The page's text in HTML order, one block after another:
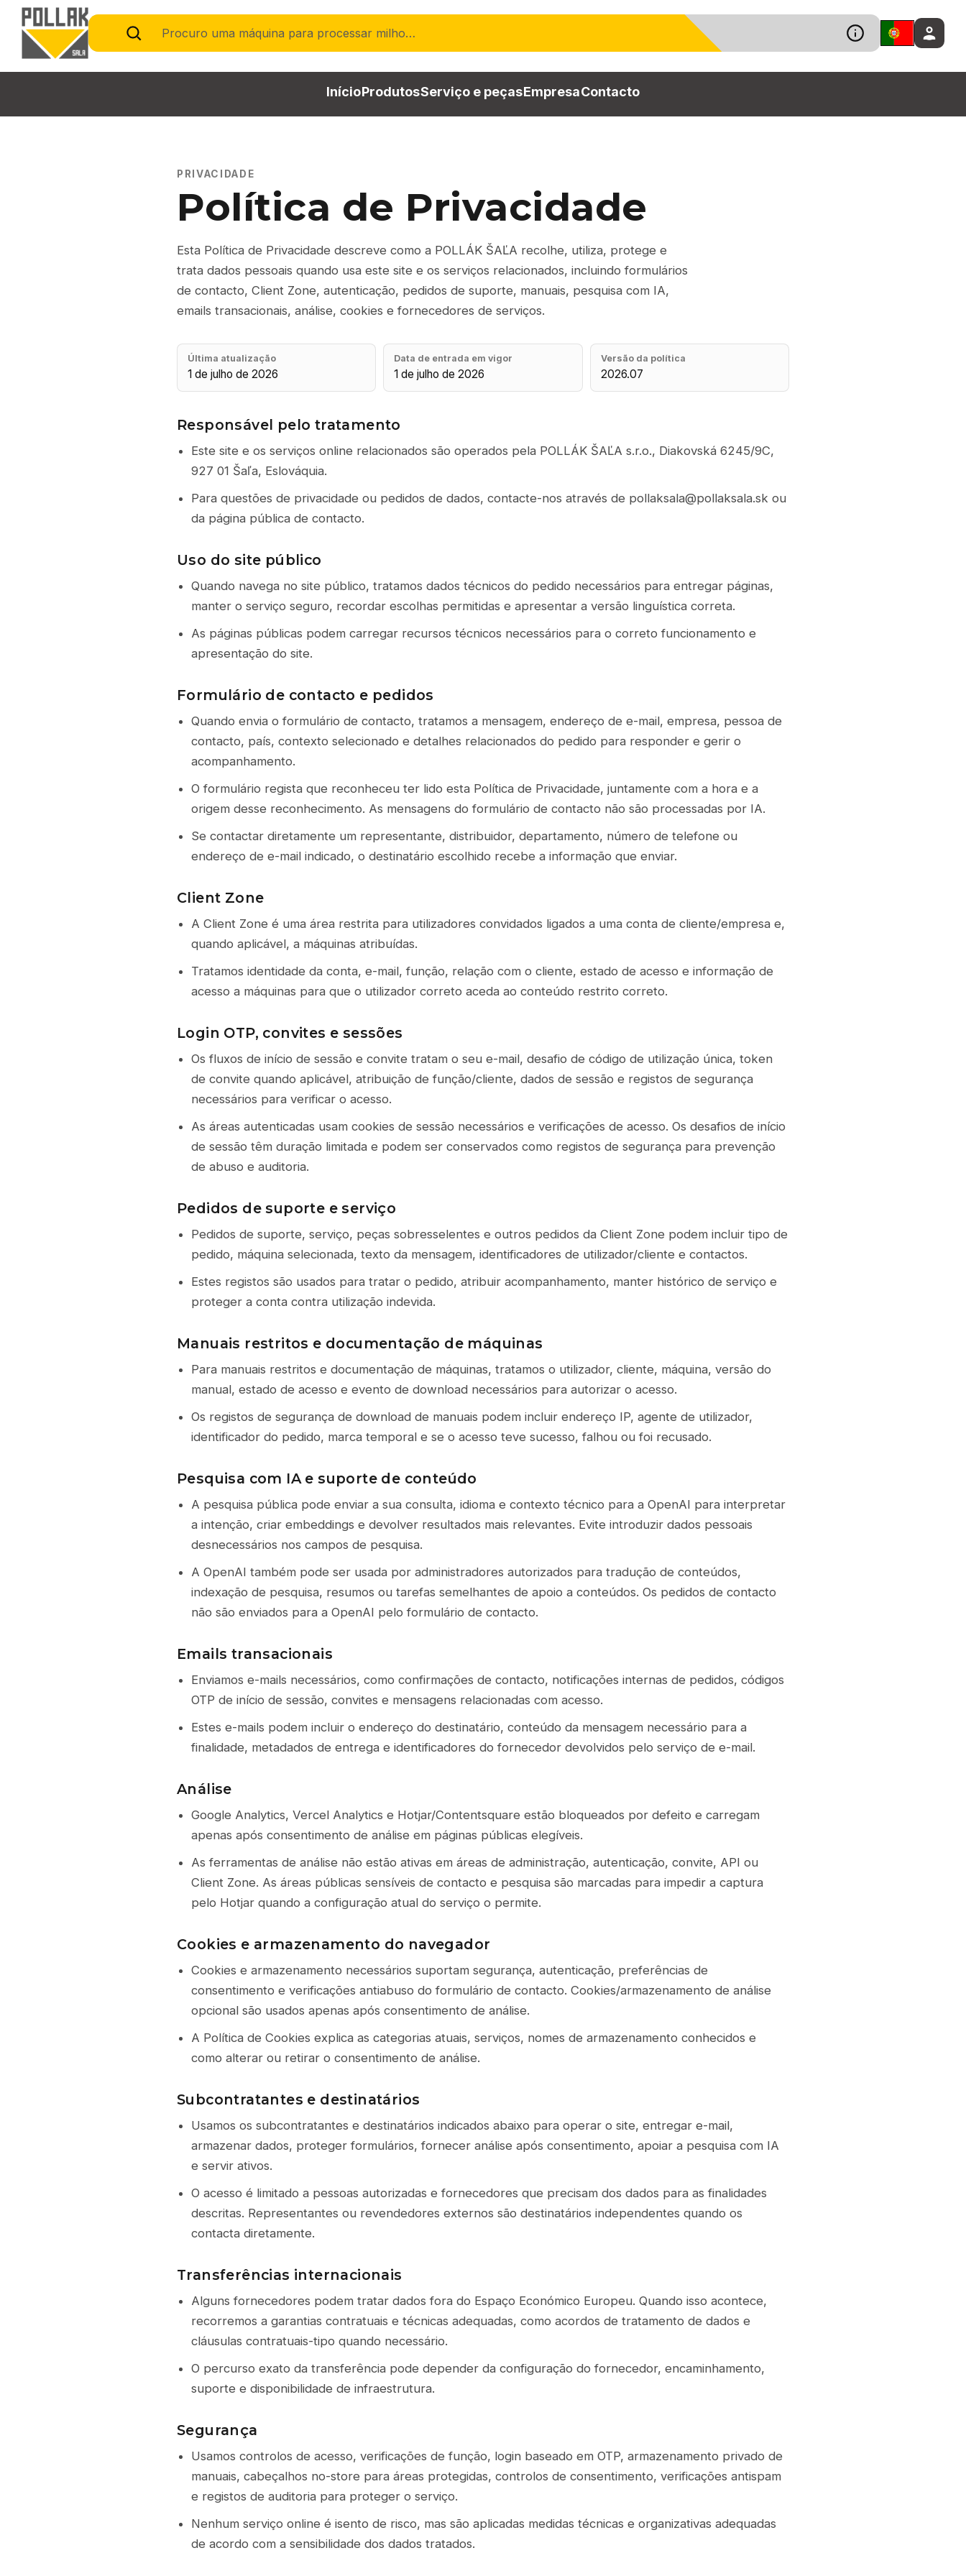
Procuro uma máquina para processar milho…
InícioProdutosServiço e peçasEmpresaContacto
PRIVACIDADE
Política de Privacidade
Esta Política de Privacidade descreve como a POLLÁK ŠAĽA recolhe, utiliza, protege e
trata dados pessoais quando usa este site e os serviços relacionados, incluindo formulários
de contacto, Client Zone, autenticação, pedidos de suporte, manuais, pesquisa com IA,
emails transacionais, análise, cookies e fornecedores de serviços.
Última atualização
1 de julho de 2026
Data de entrada em vigor
1 de julho de 2026
Versão da política
2026.07
Responsável pelo tratamento
Este site e os serviços online relacionados são operados pela POLLÁK ŠAĽA s.r.o., Diakovská 6245/9C,
927 01 Šaľa, Eslováquia.
Para questões de privacidade ou pedidos de dados, contacte-nos através de pollaksala@pollaksala.sk ou
da página pública de contacto.
Uso do site público
Quando navega no site público, tratamos dados técnicos do pedido necessários para entregar páginas,
manter o serviço seguro, recordar escolhas permitidas e apresentar a versão linguística correta.
As páginas públicas podem carregar recursos técnicos necessários para o correto funcionamento e
apresentação do site.
Formulário de contacto e pedidos
Quando envia o formulário de contacto, tratamos a mensagem, endereço de e-mail, empresa, pessoa de
contacto, país, contexto selecionado e detalhes relacionados do pedido para responder e gerir o
acompanhamento.
O formulário regista que reconheceu ter lido esta Política de Privacidade, juntamente com a hora e a
origem desse reconhecimento. As mensagens do formulário de contacto não são processadas por IA.
Se contactar diretamente um representante, distribuidor, departamento, número de telefone ou
endereço de e-mail indicado, o destinatário escolhido recebe a informação que enviar.
Client Zone
A Client Zone é uma área restrita para utilizadores convidados ligados a uma conta de cliente/empresa e,
quando aplicável, a máquinas atribuídas.
Tratamos identidade da conta, e-mail, função, relação com o cliente, estado de acesso e informação de
acesso a máquinas para que o utilizador correto aceda ao conteúdo restrito correto.
Login OTP, convites e sessões
Os fluxos de início de sessão e convite tratam o seu e-mail, desafio de código de utilização única, token
de convite quando aplicável, atribuição de função/cliente, dados de sessão e registos de segurança
necessários para verificar o acesso.
As áreas autenticadas usam cookies de sessão necessários e verificações de acesso. Os desafios de início
de sessão têm duração limitada e podem ser conservados como registos de segurança para prevenção
de abuso e auditoria.
Pedidos de suporte e serviço
Pedidos de suporte, serviço, peças sobresselentes e outros pedidos da Client Zone podem incluir tipo de
pedido, máquina selecionada, texto da mensagem, identificadores de utilizador/cliente e contactos.
Estes registos são usados para tratar o pedido, atribuir acompanhamento, manter histórico de serviço e
proteger a conta contra utilização indevida.
Manuais restritos e documentação de máquinas
Para manuais restritos e documentação de máquinas, tratamos o utilizador, cliente, máquina, versão do
manual, estado de acesso e evento de download necessários para autorizar o acesso.
Os registos de segurança de download de manuais podem incluir endereço IP, agente de utilizador,
identificador do pedido, marca temporal e se o acesso teve sucesso, falhou ou foi recusado.
Pesquisa com IA e suporte de conteúdo
A pesquisa pública pode enviar a sua consulta, idioma e contexto técnico para a OpenAI para interpretar
a intenção, criar embeddings e devolver resultados mais relevantes. Evite introduzir dados pessoais
desnecessários nos campos de pesquisa.
A OpenAI também pode ser usada por administradores autorizados para tradução de conteúdos,
indexação de pesquisa, resumos ou tarefas semelhantes de apoio a conteúdos. Os pedidos de contacto
não são enviados para a OpenAI pelo formulário de contacto.
Emails transacionais
Enviamos e-mails necessários, como confirmações de contacto, notificações internas de pedidos, códigos
OTP de início de sessão, convites e mensagens relacionadas com acesso.
Estes e-mails podem incluir o endereço do destinatário, conteúdo da mensagem necessário para a
finalidade, metadados de entrega e identificadores do fornecedor devolvidos pelo serviço de e-mail.
Análise
Google Analytics, Vercel Analytics e Hotjar/Contentsquare estão bloqueados por defeito e carregam
apenas após consentimento de análise em páginas públicas elegíveis.
As ferramentas de análise não estão ativas em áreas de administração, autenticação, convite, API ou
Client Zone. As áreas públicas sensíveis de contacto e pesquisa são marcadas para impedir a captura
pelo Hotjar quando a configuração atual do serviço o permite.
Cookies e armazenamento do navegador
Cookies e armazenamento necessários suportam segurança, autenticação, preferências de
consentimento e verificações antiabuso do formulário de contacto. Cookies/armazenamento de análise
opcional são usados apenas após consentimento de análise.
A Política de Cookies explica as categorias atuais, serviços, nomes de armazenamento conhecidos e
como alterar ou retirar o consentimento de análise.
Subcontratantes e destinatários
Usamos os subcontratantes e destinatários indicados abaixo para operar o site, entregar e-mail,
armazenar dados, proteger formulários, fornecer análise após consentimento, apoiar a pesquisa com IA
e servir ativos.
O acesso é limitado a pessoas autorizadas e fornecedores que precisam dos dados para as finalidades
descritas. Representantes ou revendedores externos são destinatários independentes quando os
contacta diretamente.
Transferências internacionais
Alguns fornecedores podem tratar dados fora do Espaço Económico Europeu. Quando isso acontece,
recorremos a garantias contratuais e técnicas adequadas, como acordos de tratamento de dados e
cláusulas contratuais-tipo quando necessário.
O percurso exato da transferência pode depender da configuração do fornecedor, encaminhamento,
suporte e disponibilidade de infraestrutura.
Segurança
Usamos controlos de acesso, verificações de função, login baseado em OTP, armazenamento privado de
manuais, cabeçalhos no-store para áreas protegidas, controlos de consentimento, verificações antispam
e registos de auditoria para proteger o serviço.
Nenhum serviço online é isento de risco, mas são aplicadas medidas técnicas e organizativas adequadas
de acordo com a sensibilidade dos dados tratados.